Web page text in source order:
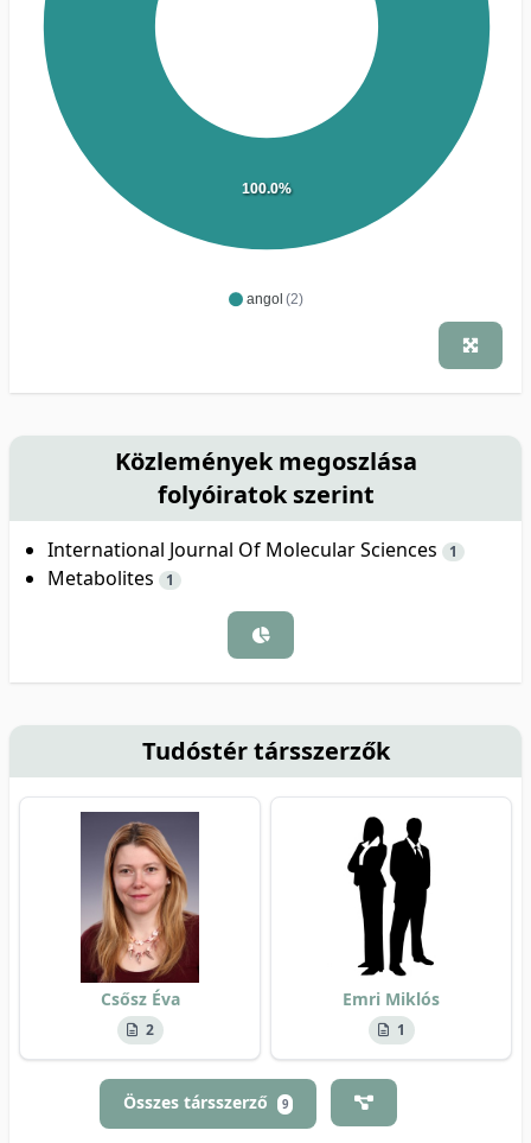
angol (2)
100.0%
Közlemények megoszlása
folyóiratok szerint
International Journal Of Molecular Sciences 1
Metabolites 1
Tudóstér társszerzők
Csősz Éva
2
Emri Miklós
1
Összes társszerző 9